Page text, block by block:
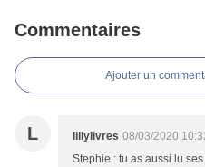
Commentaires
Ajouter un
L lillylivres 08/03/2020
Stephie : tu as aussi lu